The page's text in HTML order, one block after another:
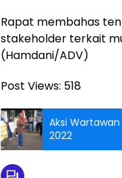
Rapat membahas
stakeholder terkait
(Hamdani/ADV)
Post Views: 518
Aksi
2022